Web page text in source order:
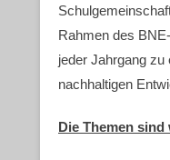
Rahmen des
jeder Jahrgang
nachhaltigen
Die Themen